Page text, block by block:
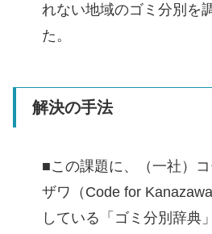
れない地域のゴミ分別を
た。
解決の手法
■この課題に、（一社）
ザワ（Code for
している「ゴミ分別辞典